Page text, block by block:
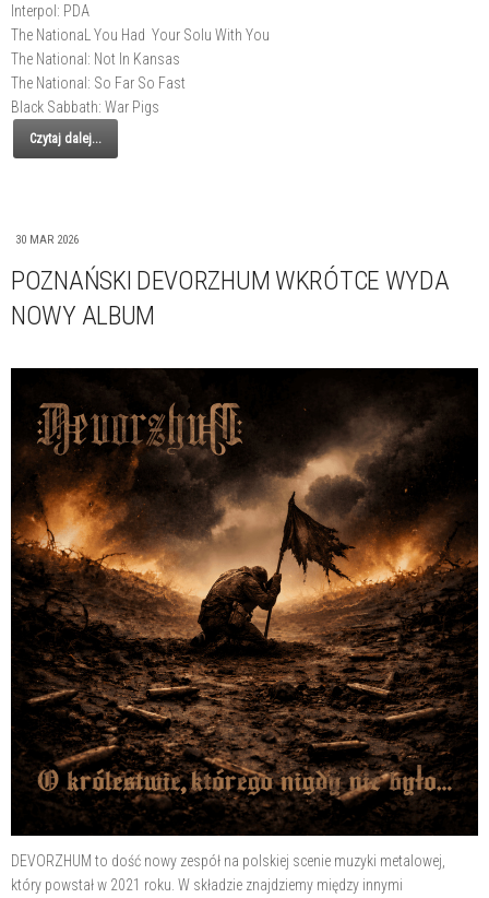
Interpol: PDA
The NationaL You Had Your Solu With You
The National: Not In Kansas
The National: So Far So Fast
Black Sabbath: War Pigs
Czytaj dalej...
30 MAR 2026
POZNAŃSKI DEVORZHUM WKRÓTCE WYDA
NOWY ALBUM
DEVORZHUM to dość nowy zespół na polskiej scenie muzyki metalowej,
który powstał w 2021 roku. W składzie znajdziemy między innymi